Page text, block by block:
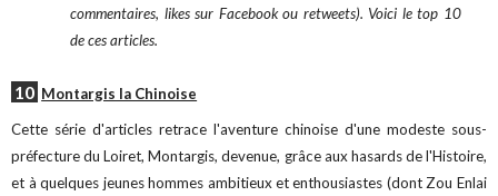
commentaires, likes sur Facebook ou retweets). Voici le top 10
de ces articles.
10 Montargis la Chinoise
Cette série d'articles retrace l'aventure chinoise d'une modeste sous-
préfecture du Loiret, Montargis, devenue, grâce aux hasards de l'Histoire,
et à quelques jeunes hommes ambitieux et enthousiastes (dont Zou Enlai